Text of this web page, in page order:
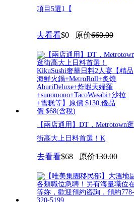
項目5選1​【
去看看$0 原价660.00
【兩店通用】DT，Metrotown逛
街高大上日料首選！K
去看看$68 原价130.00